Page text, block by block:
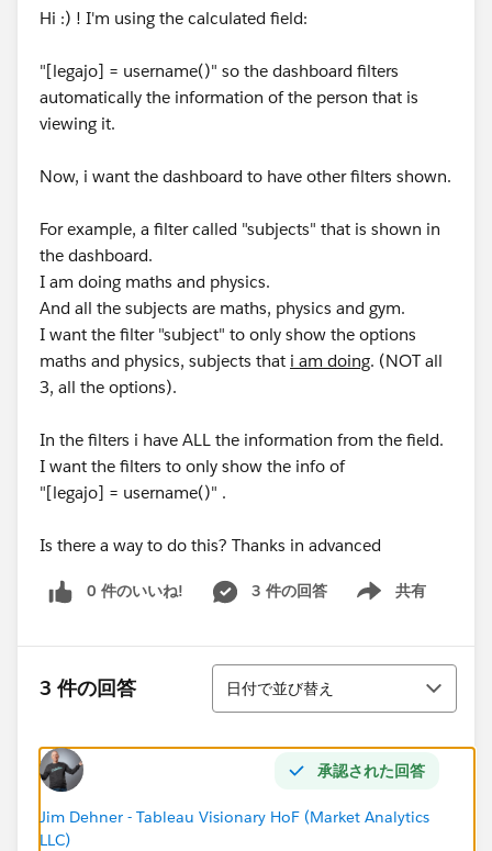
Hi :) ! I'm using the calculated field:
"[legajo] = username()" so the dashboard filters
automatically the information of the person that is
viewing it.
Now, i want the dashboard to have other filters shown.
For example, a filter called "subjects" that is shown in
the dashboard.
I am doing maths and physics.
And all the subjects are maths, physics and gym.
I want the filter "subject" to only show the options
maths and physics, subjects that i am doing. (NOT all
3, all the options).
In the filters i have ALL the information from the field.
I want the filters to only show the info of
"[legajo] = username()" .
Is there a way to do this? Thanks in advanced
0 件のいいね! 3 件の回答 共有
Show menu
3 件の回答
並び替え
日付で並び替え
承認された回答
Jim Dehner - Tableau Visionary HoF (Market Analytics
LLC)